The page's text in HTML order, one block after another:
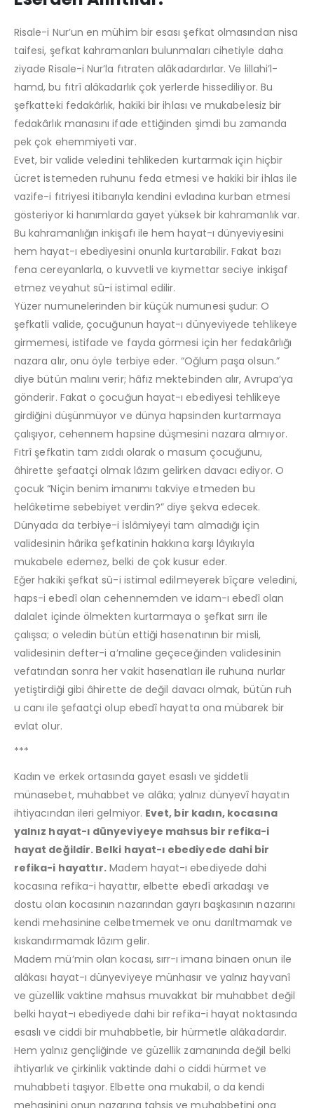
Risale-i Nur’un en mühim bir esası şefkat olmasından nisa
taifesi, şefkat kahramanları bulunmaları cihetiyle daha
ziyade Risale-i Nur’la fıtraten alâkadardırlar. Ve lillahi’l-
hamd, bu fıtrî alâkadarlık çok yerlerde hissediliyor. Bu
şefkatteki fedakârlık, hakiki bir ihlası ve mukabelesiz bir
fedakârlık manasını ifade ettiğinden şimdi bu zamanda
pek çok ehemmiyeti var.
Evet, bir valide veledini tehlikeden kurtarmak için hiçbir
ücret istemeden ruhunu feda etmesi ve hakiki bir ihlas ile
vazife-i fıtriyesi itibarıyla kendini evladına kurban etmesi
gösteriyor ki hanımlarda gayet yüksek bir kahramanlık var.
Bu kahramanlığın inkişafı ile hem hayat-ı dünyeviyesini
hem hayat-ı ebediyesini onunla kurtarabilir. Fakat bazı
fena cereyanlarla, o kuvvetli ve kıymettar seciye inkişaf
etmez veyahut sû-i istimal edilir.
Yüzer numunelerinden bir küçük numunesi şudur: O
şefkatli valide, çocuğunun hayat-ı dünyeviyede tehlikeye
girmemesi, istifade ve fayda görmesi için her fedakârlığı
nazara alır, onu öyle terbiye eder. “Oğlum paşa olsun.”
diye bütün malını verir; hâfız mektebinden alır, Avrupa’ya
gönderir. Fakat o çocuğun hayat-ı ebediyesi tehlikeye
girdiğini düşünmüyor ve dünya hapsinden kurtarmaya
çalışıyor, cehennem hapsine düşmesini nazara almıyor.
Fıtrî şefkatin tam zıddı olarak o masum çocuğunu,
âhirette şefaatçi olmak lâzım gelirken davacı ediyor. O
çocuk “Niçin benim imanımı takviye etmeden bu
helâketime sebebiyet verdin?” diye şekva edecek.
Dünyada da terbiye-i İslâmiyeyi tam almadığı için
validesinin hârika şefkatinin hakkına karşı lâyıkıyla
mukabele edemez, belki de çok kusur eder.
Eğer hakiki şefkat sû-i istimal edilmeyerek bîçare veledini,
haps-i ebedî olan cehennemden ve idam-ı ebedî olan
dalalet içinde ölmekten kurtarmaya o şefkat sırrı ile
çalışsa; o veledin bütün ettiği hasenatının bir misli,
validesinin defter-i a’maline geçeceğinden validesinin
vefatından sonra her vakit hasenatları ile ruhuna nurlar
yetiştirdiği gibi âhirette de değil davacı olmak, bütün ruh
u canı ile şefaatçi olup ebedî hayatta ona mübarek bir
evlat olur.
***
Kadın ve erkek ortasında gayet esaslı ve şiddetli
münasebet, muhabbet ve alâka; yalnız dünyevî hayatın
ihtiyacından ileri gelmiyor. Evet, bir kadın, kocasına
yalnız hayat-ı dünyeviyeye mahsus bir refika-i
hayat değildir. Belki hayat-ı ebediyede dahi bir
refika-i hayattır. Madem hayat-ı ebediyede dahi
kocasına refika-i hayattır, elbette ebedî arkadaşı ve
dostu olan kocasının nazarından gayrı başkasının nazarını
kendi mehasinine celbetmemek ve onu darıltmamak ve
kıskandırmamak lâzım gelir.
Madem mü’min olan kocası, sırr-ı imana binaen onun ile
alâkası hayat-ı dünyeviyeye münhasır ve yalnız hayvanî
ve güzellik vaktine mahsus muvakkat bir muhabbet değil
belki hayat-ı ebediyede dahi bir refika-i hayat noktasında
esaslı ve ciddi bir muhabbetle, bir hürmetle alâkadardır.
Hem yalnız gençliğinde ve güzellik zamanında değil belki
ihtiyarlık ve çirkinlik vaktinde dahi o ciddi hürmet ve
muhabbeti taşıyor. Elbette ona mukabil, o da kendi
mehasinini onun nazarına tahsis ve muhabbetini ona